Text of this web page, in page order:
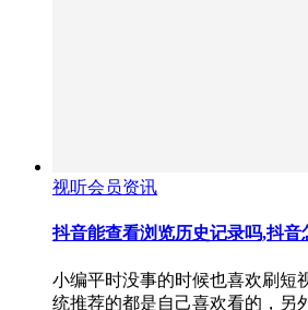
视听会员资讯
抖音能查看浏览历史记录吗,抖音
小编平时没事的时候也喜欢刷短
统推荐的都是自己喜欢看的，另